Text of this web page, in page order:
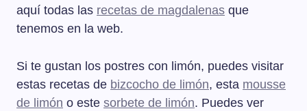
aquí todas las recetas de magdalenas que
tenemos en la web.
Si te gustan los postres con limón, puedes visitar
estas recetas de bizcocho de limón, esta mousse
de limón o este sorbete de limón. Puedes ver